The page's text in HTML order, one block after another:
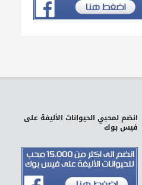
انضم لمحبي الحيوانات الأليفة على
فيس بوك